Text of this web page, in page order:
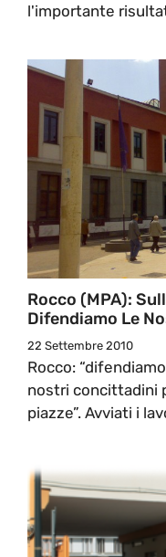
l'importante
Rocco (MPA):
Difendiamo Le
22 Settembre 2010
Rocco:
nostri concittadini
piazze”. Avviati i